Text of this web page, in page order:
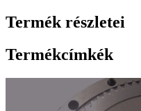
Termék részletei
Termékcímkék